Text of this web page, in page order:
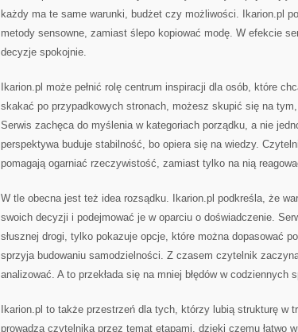
każdy ma te same warunki, budżet czy możliwości. Ikarion.pl
metody sensowne, zamiast ślepo kopiować modę. W efekcie
decyzje spokojnie.
Ikarion.pl może pełnić rolę centrum inspiracji dla osób, które
skakać po przypadkowych stronach, możesz skupić się na
Serwis zachęca do myślenia w kategoriach porządku, a nie
perspektywa buduje stabilność, bo opiera się na wiedzy.
pomagają ogarniać rzeczywistość, zamiast tylko na nią
W tle obecna jest też idea rozsądku. Ikarion.pl podkreśla, że
swoich decyzji i podejmować je w oparciu o doświadczenie.
słusznej drogi, tylko pokazuje opcje, które można dopasować
sprzyja budowaniu samodzielności. Z czasem czytelnik
analizować. A to przekłada się na mniej błędów w codziennych
Ikarion.pl to także przestrzeń dla tych, którzy lubią strukturę w
prowadzą czytelnika przez temat etapami, dzięki czemu łatwo